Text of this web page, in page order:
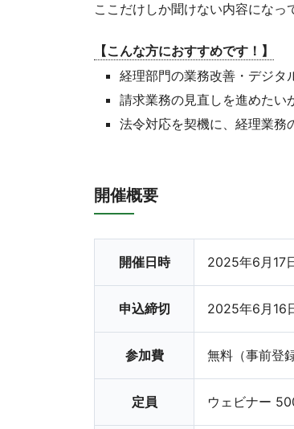
ここだけしか聞けない内容になっ
【こんな方におすすめです！】
経理部門の業務改善・デジタ
請求業務の見直しを進めたい
法令対応を契機に、経理業務
開催概要
開催日時 2025年6月17
申込締切 2025年6月16
参加費 無料（事前登録
定員 ウェビナー